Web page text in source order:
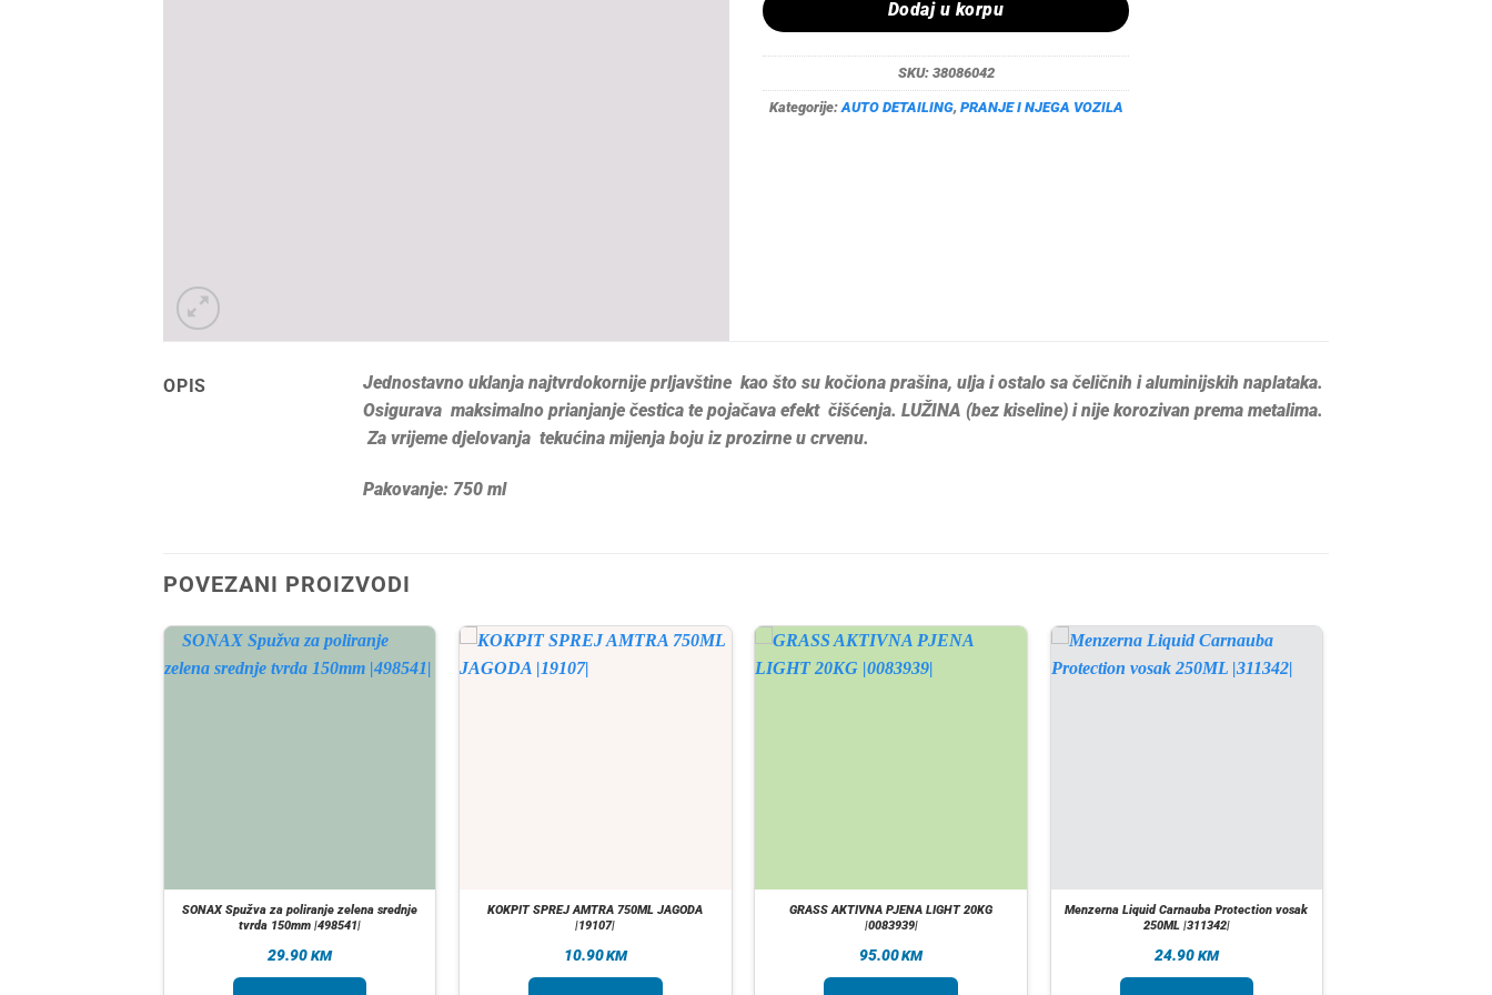
Dodaj u korpu
SKU: 38086042
Kategorije: AUTO DETAILING, PRANJE I NJEGA VOZILA
OPIS
Jednostavno uklanja najtvrdokornije prljavštine kao što su kočiona prašina, ulja i ostalo sa čeličnih i aluminijskih naplataka.
Osigurava maksimalno prianjanje čestica te pojačava efekt čišćenja. LUŽINA (bez kiseline) i nije korozivan prema metalima.
Za vrijeme djelovanja tekućina mijenja boju iz prozirne u crvenu.
Pakovanje: 750 ml
POVEZANI PROIZVODI
SONAX Spužva za poliranje zelena srednje
tvrda 150mm |498541|
29.90 KM
KOKPIT SPREJ AMTRA 750ML JAGODA
|19107|
10.90KM
GRASS AKTIVNA PJENA LIGHT 20KG
|0083939|
95.00KM
Menzerna Liquid Carnauba Protection vosak
250ML |311342|
24.90 KM